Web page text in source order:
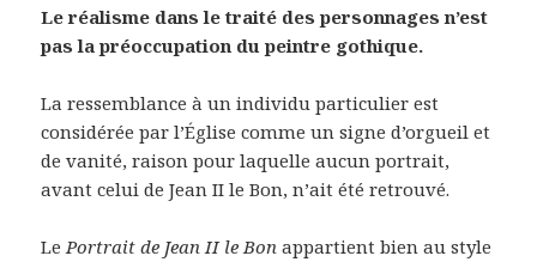
Le réalisme dans le traité des personnages n’est
pas la préoccupation du peintre gothique.
La ressemblance à un individu particulier est
considérée par l’Église comme un signe d’orgueil et
de vanité, raison pour laquelle aucun portrait,
avant celui de Jean II le Bon, n’ait été retrouvé.
LePortrait de Jean II le Bonappartient bien au style